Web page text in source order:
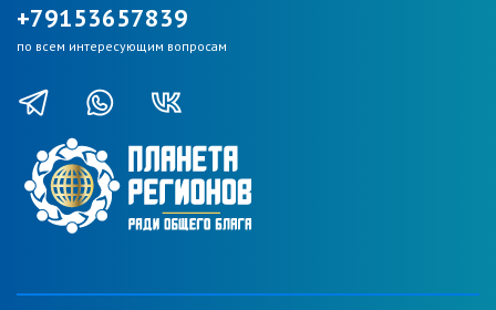
+79153657839
по всем интересующим вопросам